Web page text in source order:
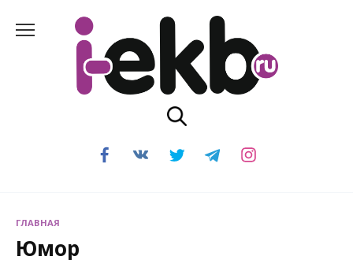
содержанию
ГЛАВНАЯ
Юмор